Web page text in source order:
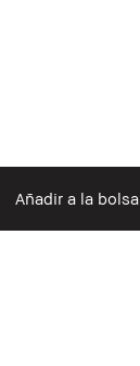
Añadir a la bolsa